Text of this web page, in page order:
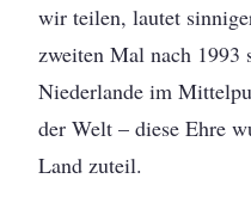
wir teilen, lautet
zweiten Mal nach 1993
Niederlande im
der Welt – diese Ehre
Land zuteil.